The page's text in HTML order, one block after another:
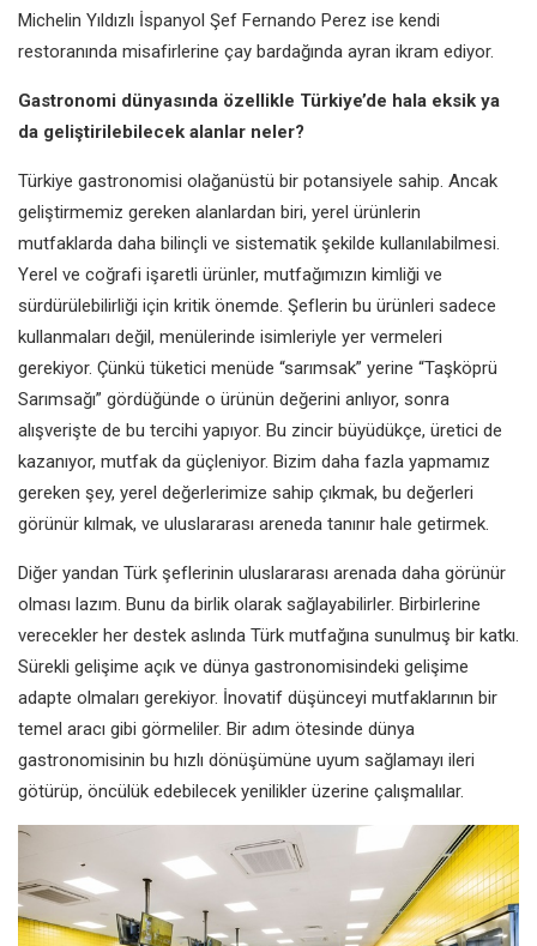
Michelin Yıldızlı İspanyol Şef Fernando Perez ise kendi
restoranında misafirlerine çay bardağında ayran ikram ediyor.
Gastronomi dünyasında özellikle Türkiye’de hala eksik ya
da geliştirilebilecek alanlar neler?
Türkiye gastronomisi olağanüstü bir potansiyele sahip. Ancak
geliştirmemiz gereken alanlardan biri, yerel ürünlerin
mutfaklarda daha bilinçli ve sistematik şekilde kullanılabilmesi.
Yerel ve coğrafi işaretli ürünler, mutfağımızın kimliği ve
sürdürülebilirliği için kritik önemde. Şeflerin bu ürünleri sadece
kullanmaları değil, menülerinde isimleriyle yer vermeleri
gerekiyor. Çünkü tüketici menüde “sarımsak” yerine “Taşköprü
Sarımsağı” gördüğünde o ürünün değerini anlıyor, sonra
alışverişte de bu tercihi yapıyor. Bu zincir büyüdükçe, üretici de
kazanıyor, mutfak da güçleniyor. Bizim daha fazla yapmamız
gereken şey, yerel değerlerimize sahip çıkmak, bu değerleri
görünür kılmak, ve uluslararası areneda tanınır hale getirmek.
Diğer yandan Türk şeflerinin uluslararası arenada daha görünür
olması lazım. Bunu da birlik olarak sağlayabilirler. Birbirlerine
verecekler her destek aslında Türk mutfağına sunulmuş bir katkı.
Sürekli gelişime açık ve dünya gastronomisindeki gelişime
adapte olmaları gerekiyor. İnovatif düşünceyi mutfaklarının bir
temel aracı gibi görmeliler. Bir adım ötesinde dünya
gastronomisinin bu hızlı dönüşümüne uyum sağlamayı ileri
götürüp, öncülük edebilecek yenilikler üzerine çalışmalılar.